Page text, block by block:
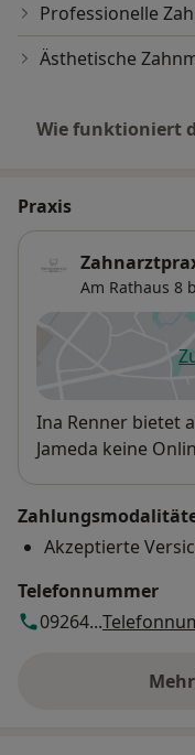
Professionelle
Ästhetische
Wie funktioniert
Praxis
Am Rathaus 8
Verfügbarkeit
Ina Renner bietet
Jameda keine
Akzeptierte
Telefonnummer
09264...